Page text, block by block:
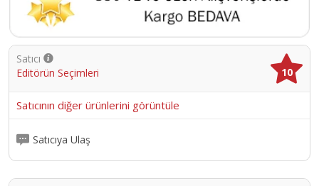
Satıcı
Editörün Seçimleri
10
Satıcının diğer ürünlerini görüntüle
Satıcıya Ulaş